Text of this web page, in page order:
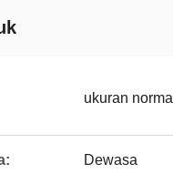
ukuran normal
Dewasa